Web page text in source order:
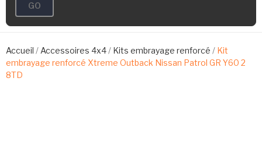
GO
Accueil Accessoires 4x4 Kits embrayage renforcé
Kit
embrayage renforcé Xtreme Outback Nissan Patrol GR Y60 2
8TD